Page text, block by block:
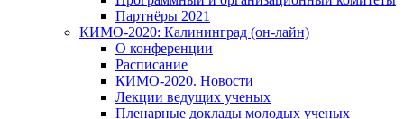
Партнёры 2021
КИМО-2020: Калининград (он-лайн)
О конференции
Расписание
КИМО-2020. Новости
Лекции ведущих ученых
Пленарные доклады молодых ученых